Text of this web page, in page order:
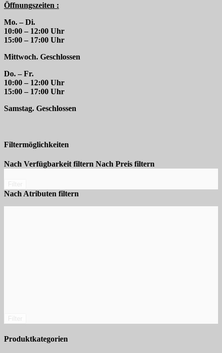
Öffnungszeiten :
Mo. – Di.
10:00 – 12:00 Uhr
15:00 – 17:00 Uhr
Mittwoch. Geschlossen
Do. – Fr.
10:00 – 12:00 Uhr
15:00 – 17:00 Uhr
Samstag. Geschlossen
Filtermöglichkeiten
Nach Verfügbarkeit filtern Nach Preis filtern
Nach Atributen filtern
Produktkategorien